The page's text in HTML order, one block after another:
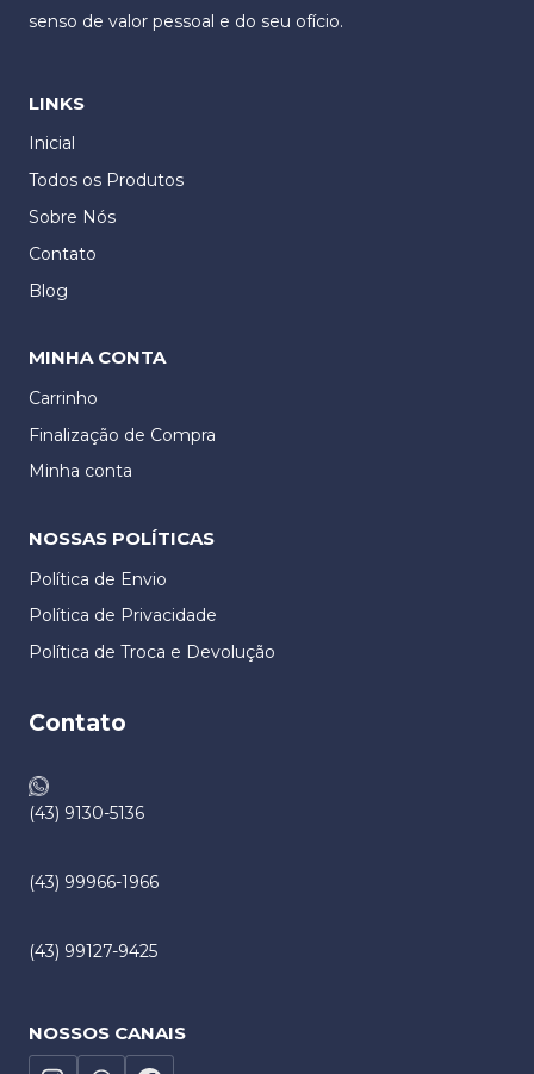
senso de valor pessoal e do seu ofício.
LINKS
Inicial
Todos os Produtos
Sobre Nós
Contato
Blog
MINHA CONTA
Carrinho
Finalização de Compra
Minha conta
NOSSAS POLÍTICAS
Política de Envio
Política de Privacidade
Política de Troca e Devolução​
Contato
(43) 9130-5136
(43) 99966-1966
(43) 99127-9425
NOSSOS CANAIS